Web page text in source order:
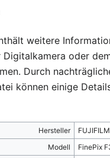
weitere
Digitalkamera oder
Durch
können einige
Hersteller
FUJIFILM
Modell
FinePix